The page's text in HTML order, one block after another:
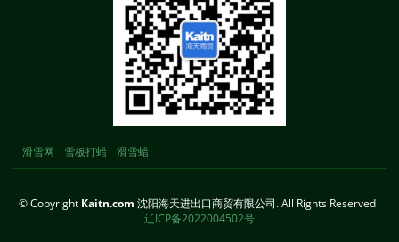
滑雪网 雪板打蜡 滑雪蜡
© Copyright Kaitn.com 沈阳海天进出口商贸有限公司. All Rights Reserved
辽ICP备2022004502号